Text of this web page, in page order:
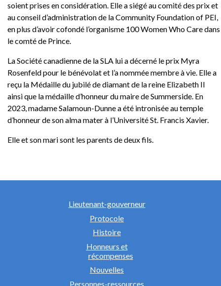
soient prises en considération. Elle a siégé au comité des prix et
au conseil d’administration de la Community Foundation of PEI,
en plus d’avoir cofondé l’organisme 100 Women Who Care dans
le comté de Prince.
La Société canadienne de la SLA lui a décerné le prix Myra
Rosenfeld pour le bénévolat et l’a nommée membre à vie. Elle a
reçu la Médaille du jubilé de diamant de la reine Elizabeth II
ainsi que la médaille d’honneur du maire de Summerside. En
2023, madame Salamoun-Dunne a été intronisée au temple
d’honneur de son alma mater à l’Université St. Francis Xavier.
Elle et son mari sont les parents de deux fils.
Lieutenant-gouverneur
Protocole
Histoire
Honneurs et
récompenses
Nouvelles
Personnes-ressources